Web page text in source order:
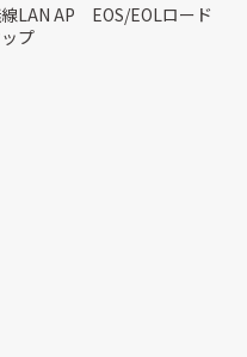
LAN AP EOS/EOLロード
プ